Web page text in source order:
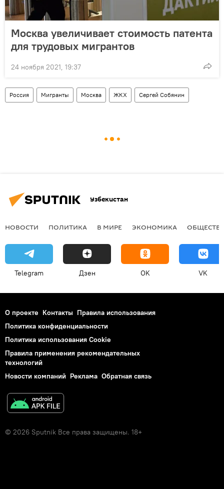
Москва увеличивает стоимость патента
для трудовых мигрантов
24 ноября 2021, 19:37
Россия Мигранты Москва ЖКХ Сергей Собянин
Узбекистан
НОВОСТИ ПОЛИТИКА В МИРЕ ЭКОНОМИКА
Telegram Дзен OK VK
О проекте Контакты Правила использования
Политика конфиденциальности
Политика использования Cookie
Правила применения рекомендательных
технологий
Новости компаний Реклама Обратная связь
© 2026 Sputnik Все права защищены. 18+